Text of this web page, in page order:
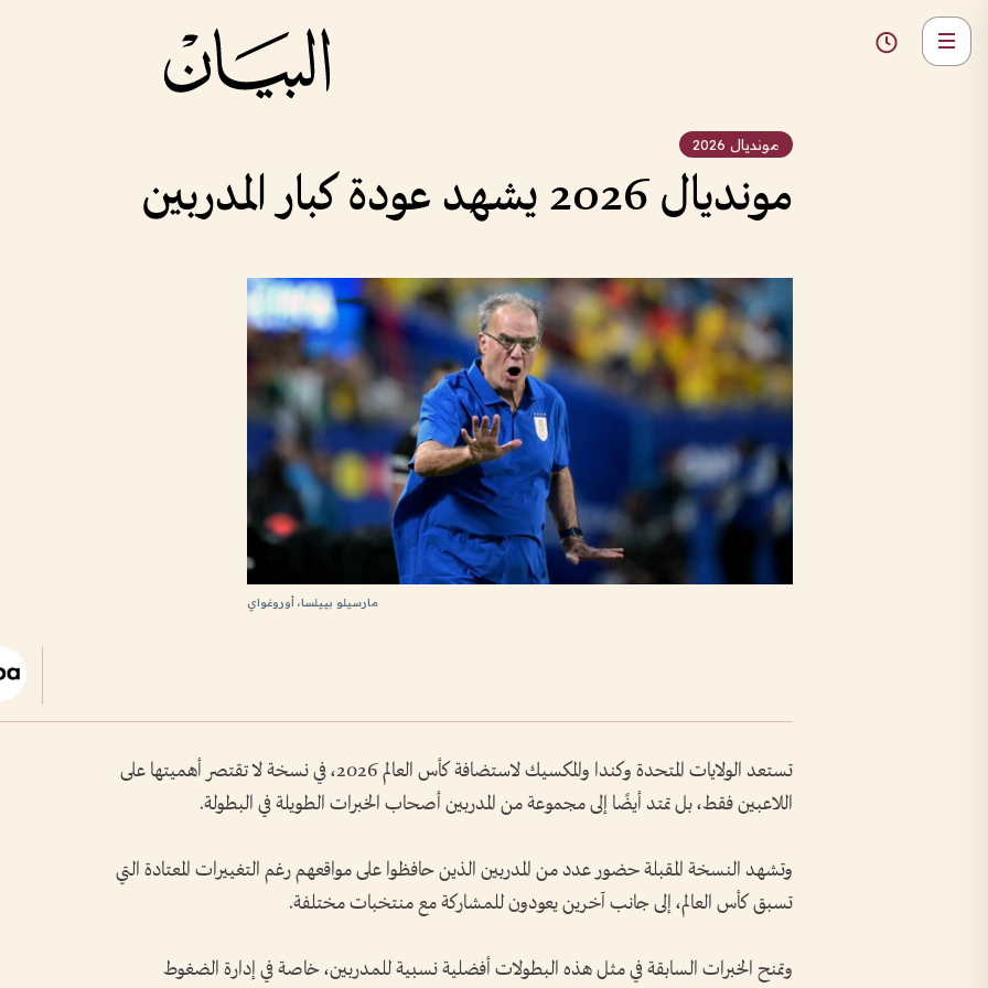
مونديال 2026
مونديال 2026 يشهد عودة كبار المدربين
مارسيلو بييلسا، أوروغواي
تستعد الولايات المتحدة وكندا والمكسيك لاستضافة كأس العالم 2026، في نسخة لا تقتصر أهميتها على
اللاعبين فقط، بل تمتد أيضًا إلى مجموعة من المدربين أصحاب الخبرات الطويلة في البطولة.
وتشهد النسخة المقبلة حضور عدد من المدربين الذين حافظوا على مواقعهم رغم التغييرات المعتادة التي
تسبق كأس العالم، إلى جانب آخرين يعودون للمشاركة مع منتخبات مختلفة.
وتمنح الخبرات السابقة في مثل هذه البطولات أفضلية نسبية للمدربين، خاصة في إدارة الضغوط